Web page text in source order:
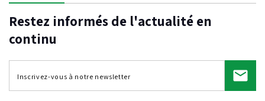
Restez informés de l'actualité en
continu